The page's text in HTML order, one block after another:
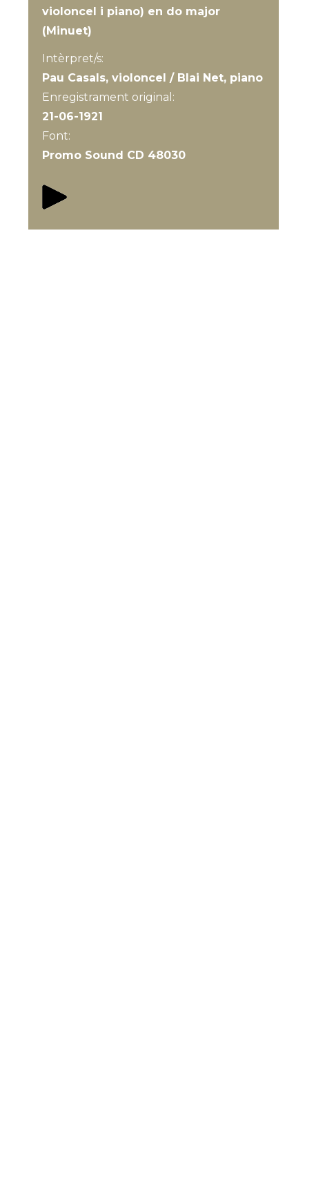
violoncel i piano) en do major
(Minuet)
Intèrpret/s:
Pau Casals, violoncel / Blai Net, piano
Enregistrament original:
21-06-1921
Font:
Promo Sound CD 48030